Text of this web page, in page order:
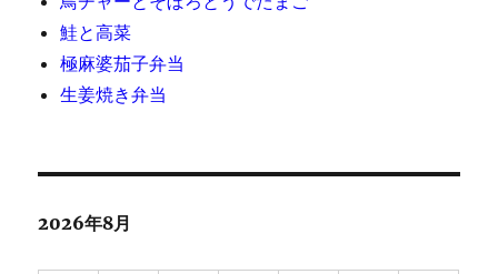
鮭と高菜
極麻婆茄子弁当
生姜焼き弁当
2026年8月